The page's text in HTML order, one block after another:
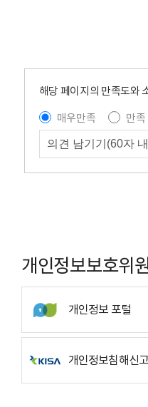
해당 페이지의 만족도와
매우만족
만족
개인정보보호위
개인정보 포털
개인정보침해신